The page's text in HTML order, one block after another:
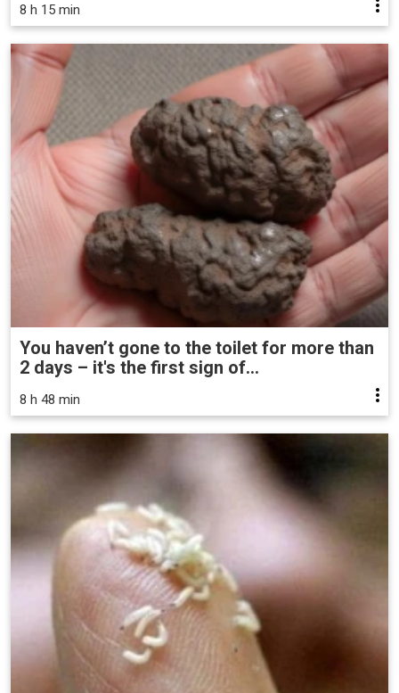
8 h 15 min
You haven’t gone to the toilet for more than
2 days – it's the first sign of...
8 h 48 min